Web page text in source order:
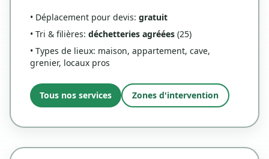
• Déplacement pour devis: gratuit
• Tri & filières: déchetteries agréées (25)
• Types de lieux: maison, appartement, cave,
grenier, locaux pros
Tous nos services Zones d'intervention